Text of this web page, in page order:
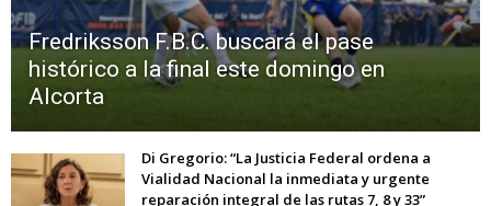
Fredriksson F.B.C. buscará el pase
histórico a la final este domingo en
Alcorta
Di Gregorio: “La Justicia Federal ordena a
Vialidad Nacional la inmediata y urgente
reparación integral de las rutas 7, 8 y 33”